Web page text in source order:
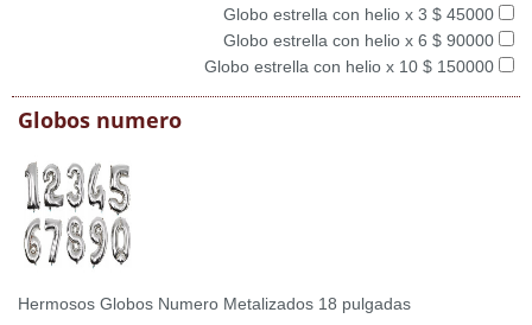
Globo estrella con helio x 3 $ 45000
Globo estrella con helio x 6 $ 90000
Globo estrella con helio x 10 $ 150000
Globos numero
Hermosos Globos Numero Metalizados 18 pulgadas